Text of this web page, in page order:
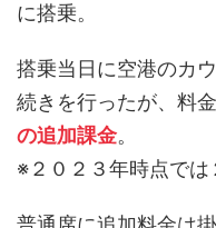
に搭乗。
搭乗当日に空港のカ
続きを行ったが、料
の追加課金。
※２０２３年時点では